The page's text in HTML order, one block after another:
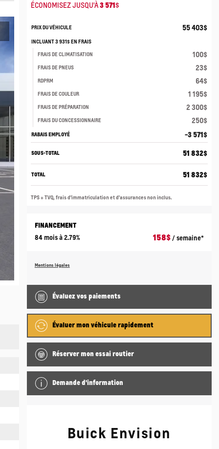
ÉCONOMISEZ JUSQU'À3 571$
PRIX DU VÉHICULE 55 403$
INCLUANT3 931$EN FRAIS
FRAIS DE CLIMATISATION 100$
FRAIS DE PNEUS 23$
RDPRM 64$
FRAIS DE COULEUR 1 195$
FRAIS DE PRÉPARATION 2 300$
FRAIS DU CONCESSIONNAIRE 250$
RABAIS EMPLOYÉ -3 571$
SOUS-TOTAL 51 832$
TOTAL 51 832$
TPS + TVQ, frais d'immatriculation et d'assurances non inclus.
FINANCEMENT
84 mois à 2.79%
158$/ semaine*
Mentions légales
Évaluez vos paiements
Évaluer mon véhicule rapidement
Réserver mon essai routier
Demande d'information
Buick Envision